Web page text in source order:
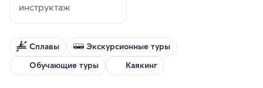
инструктаж
Сплавы
Экскурсионные туры
Обучающие туры
Каякинг